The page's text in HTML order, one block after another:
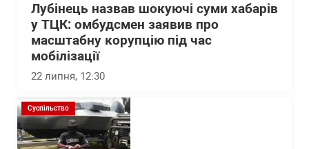
Лубінець назвав шокуючі суми хабарів
у ТЦК: омбудсмен заявив про
масштабну корупцію під час
мобілізації
22 липня, 12:30
Суспільство